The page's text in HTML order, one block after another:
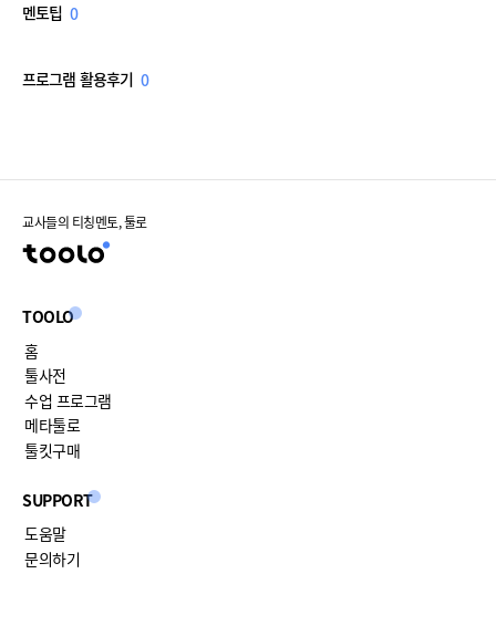
멘토팁 0
프로그램 활용후기 0
교사들의 티칭멘토, 툴로
TOOLO
홈
툴사전
수업 프로그램
메타툴로
툴킷구매
SUPPORT
도움말
문의하기